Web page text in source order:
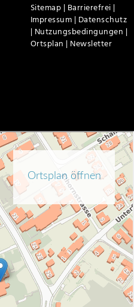
Sitemap | Barrierefrei |
Impressum | Datenschutz
| Nutzungsbedingungen |
Ortsplan | Newsletter